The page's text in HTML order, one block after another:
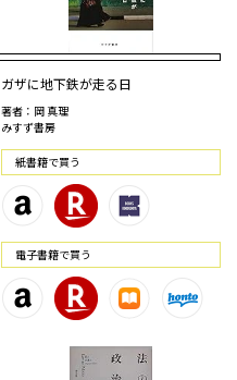
ガザに地下鉄が走る日
著者：岡 真理
みすず書房
紙書籍で買う
電⼦書籍で買う